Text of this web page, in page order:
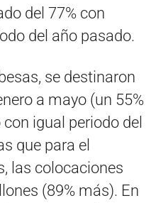
del 77% con
del año pasado.
se destinaron
a mayo (un 55%
igual periodo del
que para el
las colocaciones
(89% más). En